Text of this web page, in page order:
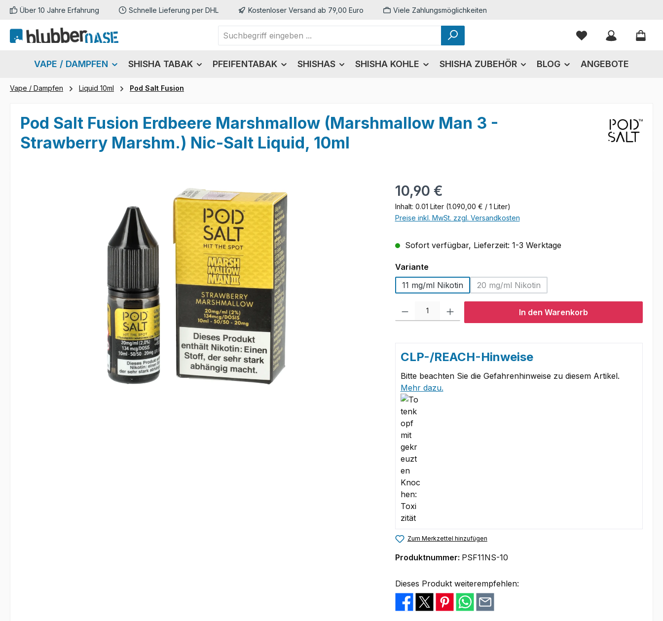
Hauptinhalt springen
Zur Suche springen
Zur Hauptnavigation springen
Über 10 Jahre Erfahrung Schnelle Lieferung per DHL Kostenloser Versand ab 79,00 Euro Viele Zahlungsmöglichkeiten
Du hast 0
VAPE / DAMPFEN SHISHA TABAK PFEIFENTABAK SHISHAS SHISHA KOHLE SHISHA ZUBEHÖR BLOG ANGEBOTE
Vape / Dampfen Liquid 10ml Pod Salt Fusion
Pod Salt Fusion Erdbeere Marshmallow (Marshmallow Man 3 -
Strawberry Marshm.) Nic-Salt Liquid, 10ml
Regulärer Preis:
10,90 €
Inhalt: 0.01 Liter (1.090,00 € / 1 Liter)
Preise inkl. MwSt. zzgl. Versandkosten
Sofort verfügbar, Lieferzeit: 1-3 Werktage
Varianteauswählen
11 mg/ml Nikotin
20 mg/ml Nikotin
(Diese Option ist zurzeit nicht verfügbar.)
Produkt Anzahl: Gib den gewünschten Wert ein oder benutze die Schaltflächen
In den Warenkorb
CLP-/REACH-Hinweise
Bitte beachten Sie die Gefahrenhinweise zu diesem Artikel.
Mehr dazu.
Zum Merkzettel hinzufügen
Produktnummer: PSF11NS-10
Dieses Produkt weiterempfehlen: